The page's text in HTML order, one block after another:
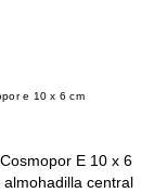
e 10 x 6 cm
E 10 x 6
central